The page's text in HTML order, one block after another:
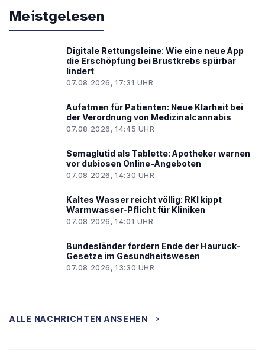
Meistgelesen
Digitale Rettungsleine: Wie eine neue App
die Erschöpfung bei Brustkrebs spürbar
lindert
07.08.2026, 17:31 UHR
Aufatmen für Patienten: Neue Klarheit bei
der Verordnung von Medizinalcannabis
07.08.2026, 14:45 UHR
Semaglutid als Tablette: Apotheker warnen
vor dubiosen Online-Angeboten
07.08.2026, 14:30 UHR
Kaltes Wasser reicht völlig: RKI kippt
Warmwasser-Pflicht für Kliniken
07.08.2026, 14:01 UHR
Bundesländer fordern Ende der Hauruck-
Gesetze im Gesundheitswesen
07.08.2026, 13:30 UHR
ALLE NACHRICHTEN ANSEHEN